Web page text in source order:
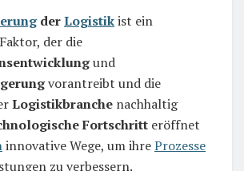
derLogistikist ein
der die
und
vorantreibt und die
Logistikbranche nachhaltig
Fortschritt eröffnet
innovative Wege, um ihreProzesse
zu verbessern.